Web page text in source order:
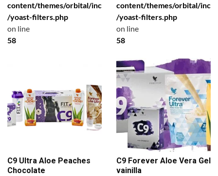
content/themes/orbital/inc
/yoast-filters.php
on line
58
C9 Ultra Aloe Peaches
Chocolate
content/themes/orbital/inc
/yoast-filters.php
on line
58
C9 Forever Aloe Vera Gel
vainilla